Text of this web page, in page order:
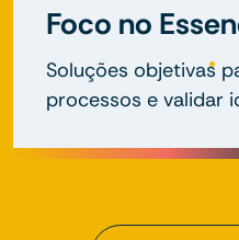
Foco no
Soluções objetivas
processos e validar